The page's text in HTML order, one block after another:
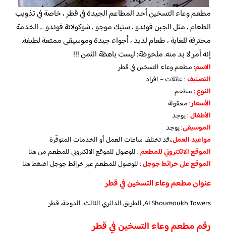
مطعم وعاء التسخين أحد المطاعم الجيدة في قطر ، خاصة في تذويب
الطعام ، مثل الجبن فوندو ، ستيك موجو ، شوكولاتة فوندو … الخدمة
محترفة للغاية ، طعام لذيذ ، أجواء جيدة وموسيقى ممتعة لطيفة.
إنه أمر لا بد منه. ملحوظة: ليست باهظة الثمن !!!
الاسم: مطعم وعاء التسخين في قطر
التصنيف: عائلات – افراد
النوع :مطعم
الأسعار:معقولة
الأطفال:يوجد
الموسيقى:يوجد
مواعيد العمل:،قد تختلف ساعات العمل أو الخدمات المتوفّرة
الموقع الالكتروني للمطعم: للوصول للموقع الالكتروني للمطعممن هنا
الموقع على خرائط جوجل: للوصول للمطعم عبر خرائط جوجلاضغط هنا
عنوان مطعم وعاء التسخين في قطر
Al Shoumoukh Towers, الطريق الدائري الثالث، الدوحة، قطر
رقم مطعم وعاء التسخين في قطر